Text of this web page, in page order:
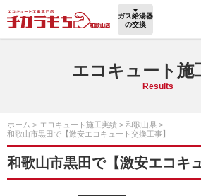
ガス給湯器
の交換
エコキュート施
Results
ホーム エコキュート施工実績
和歌山県
和歌山市黒田で【激安エコキュート交換工事】
和歌山市黒田で【激安エコキ